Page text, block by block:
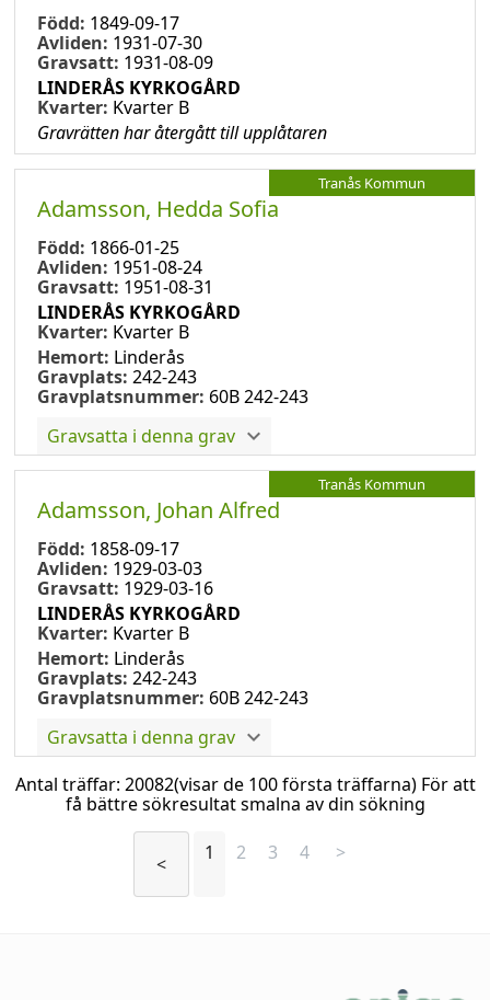
Född: 1849-09-17
Avliden: 1931-07-30
Gravsatt: 1931-08-09
LINDERÅS KYRKOGÅRD
Kvarter: Kvarter B
Gravrätten har återgått till upplåtaren
Tranås Kommun
Adamsson, Hedda Sofia
Född: 1866-01-25
Avliden: 1951-08-24
Gravsatt: 1951-08-31
LINDERÅS KYRKOGÅRD
Kvarter: Kvarter B
Hemort: Linderås
Gravplats: 242-243
Gravplatsnummer: 60B 242-243
Gravsatta i denna grav
Tranås Kommun
Adamsson, Johan Alfred
Född: 1858-09-17
Avliden: 1929-03-03
Gravsatt: 1929-03-16
LINDERÅS KYRKOGÅRD
Kvarter: Kvarter B
Hemort: Linderås
Gravplats: 242-243
Gravplatsnummer: 60B 242-243
Gravsatta i denna grav
Antal träffar: 20082(visar de 100 första träffarna) För att
få bättre sökresultat smalna av din sökning
< 1 2 3 4 >